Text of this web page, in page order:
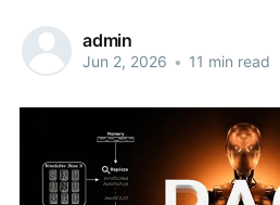
admin
Jun 2, 2026 • 11 min read